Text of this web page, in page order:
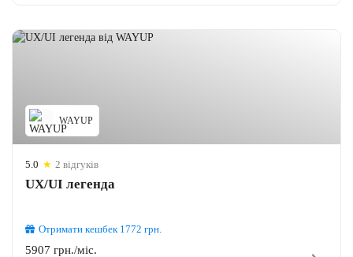
WAYUP
5.0 ★ 2 відгуків
UX/UI легенда
Отримати кешбек 1772 грн.
5907 грн./міс.